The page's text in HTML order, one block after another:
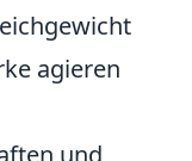
agieren
und